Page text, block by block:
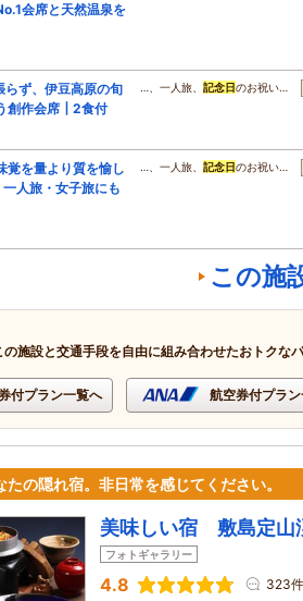
会席と天然温泉を
らず、伊豆高原の旬
創作会席┃2食付
…、一人旅、 記念日のお祝い…
覚を量より質を愉し
人旅・女子旅にも
…、一人旅、 記念日のお祝い…
この施
の施設と交通手段を自由に組み合わせたおトクな
付プラン一覧へ 航空券付プラ
の隠れ宿。非日常を感じてください。
美味しい宿 敷島定山
フォトギャラリー
4.8 323件